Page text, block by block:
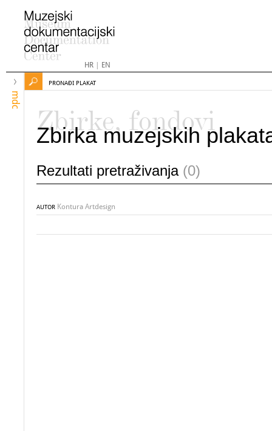
HR| EN
mdc
PRONAĐI PLAKAT
Zbirke, fondovi
Zbirka muzejskih
Rezultati pretraživanja (0)
AUTOR Kontura Artdesign